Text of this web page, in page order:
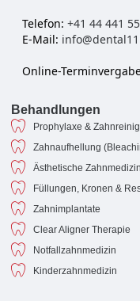
Telefon: +41 44 441
E-Mail:
Online-
Behandlungen
Prophylaxe &
Zahnaufhellung
Ästhetische Zahnmedizin
Füllungen, Kronen &
Zahnimplantate
Clear Aligner Therapie
Notfallzahnmedizin
Kinderzahnmedizin